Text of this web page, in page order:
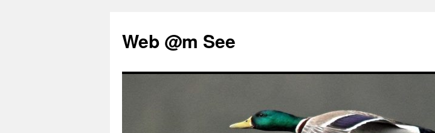
Web @m See